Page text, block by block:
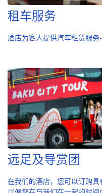
租车服务
酒店为客人提供汽车租赁服
远足及导赏团
在我们的酒店，您可以订购具